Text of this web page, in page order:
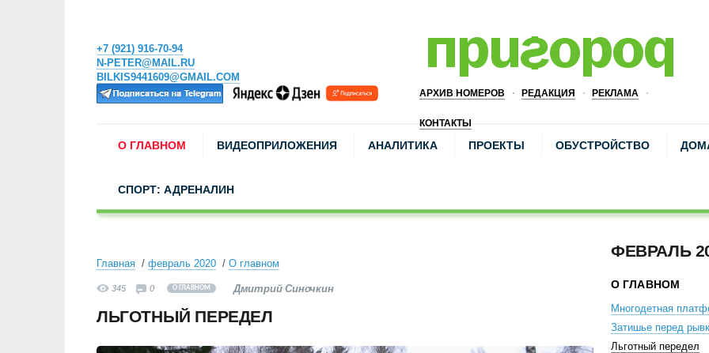
+7 (921) 916-70-94
N-PETER@MAIL.RU
BILKIS9441609@GMAIL.COM
АРХИВ НОМЕРОВ РЕДАКЦИЯ РЕКЛАМА
КОНТАКТЫ
О ГЛАВНОМ ВИДЕОПРИЛОЖЕНИЯ АНАЛИТИКА ПРОЕКТЫ ОБУСТРОЙСТВО
СПОРТ: АДРЕНАЛИН
Главная февраль 2020 О главном
345 0 О ГЛАВНОМ Дмитрий Синочкин
ЛЬГОТНЫЙ ПЕРЕДЕЛ
ФЕВРАЛЬ
О ГЛАВНОМ
Многодетная
Затишье перед
Льготный передел